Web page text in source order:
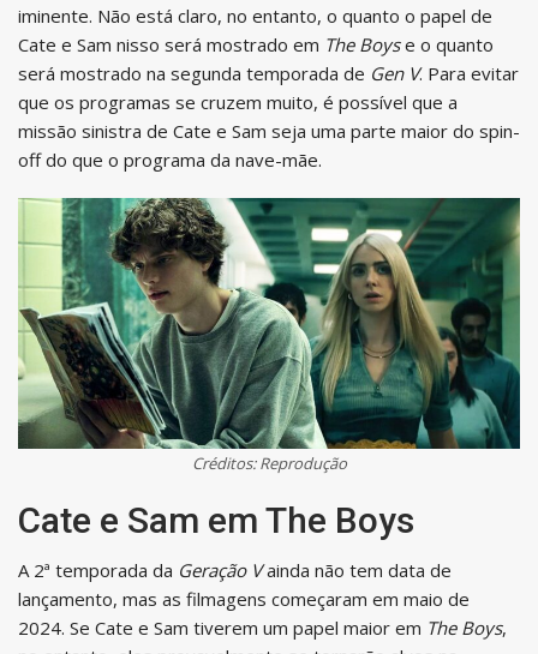
iminente. Não está claro, no entanto, o quanto o papel de
Cate e Sam nisso será mostrado em The Boyse o quanto
será mostrado na segunda temporada de Gen V. Para evitar
que os programas se cruzem muito, é possível que a
missão sinistra de Cate e Sam seja uma parte maior do spin-
off do que o programa da nave-mãe.
Créditos: Reprodução
Cate e Sam em The Boys
A 2ª temporada da Geração Vainda não tem data de
lançamento, mas as filmagens começaram em maio de
2024. Se Cate e Sam tiverem um papel maior em The Boys,